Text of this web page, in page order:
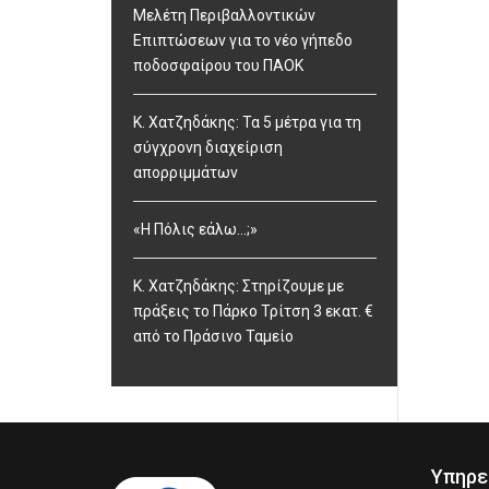
Μελέτη Περιβαλλοντικών
Επιπτώσεων για το νέο γήπεδο
ποδοσφαίρου του ΠΑΟΚ
Κ. Χατζηδάκης: Τα 5 μέτρα για τη
σύγχρονη διαχείριση
απορριμμάτων
«Η Πόλις εάλω…;»
Κ. Χατζηδάκης: Στηρίζουμε με
πράξεις το Πάρκο Τρίτση 3 εκατ. €
από το Πράσινο Ταμείο